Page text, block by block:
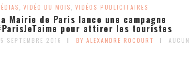
, VIDÉO DU MOIS, VIDÉOS PUBLICITAIRES
Mairie de Paris lance une campagne
pour attirer les touristes
SEPTEMBRE 2016 BY ALEXANDRE ROCOURT
AUCUN